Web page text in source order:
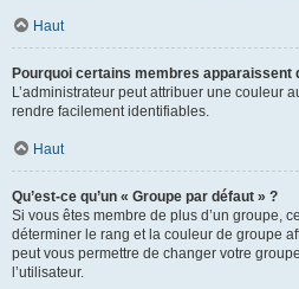
Haut
Pourquoi certains membres apparaissent
L’administrateur peut attribuer une couleur
rendre facilement identifiables.
Haut
Qu’est-ce qu’un « Groupe par défaut » ?
Si vous êtes membre de plus d’un groupe,
déterminer le rang et la couleur de groupe
peut vous permettre de changer votre
l’utilisateur.